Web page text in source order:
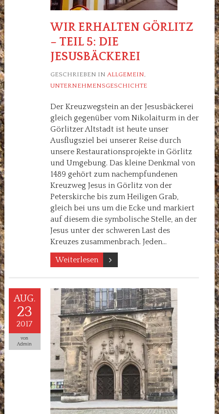
WIR ERHALTEN GÖRLITZ
– TEIL 5: DIE
JESUSBÄCKEREI
GESCHRIEBEN IN ALLGEMEIN,
UNTERNEHMENSGESCHICHTE
Der Kreuzwegstein an der Jesusbäckerei
gleich gegenüber vom Nikolaiturm in der
Görlitzer Altstadt ist heute unser
Ausflugsziel bei unserer Reise durch
unsere Restaurationsprojekte in Görlitz
und Umgebung. Das kleine Denkmal von
1489 gehört zum nachempfundenen
Kreuzweg Jesus in Görlitz von der
Peterskirche bis zum Heiligen Grab,
gleich bei uns um die Ecke und markiert
auf diesem die symbolische Stelle, an der
Jesus unter der schweren Last des
Kreuzes zusammenbrach. Jeden…
Weiterlesen
AUG.
23
2017
von
Admin